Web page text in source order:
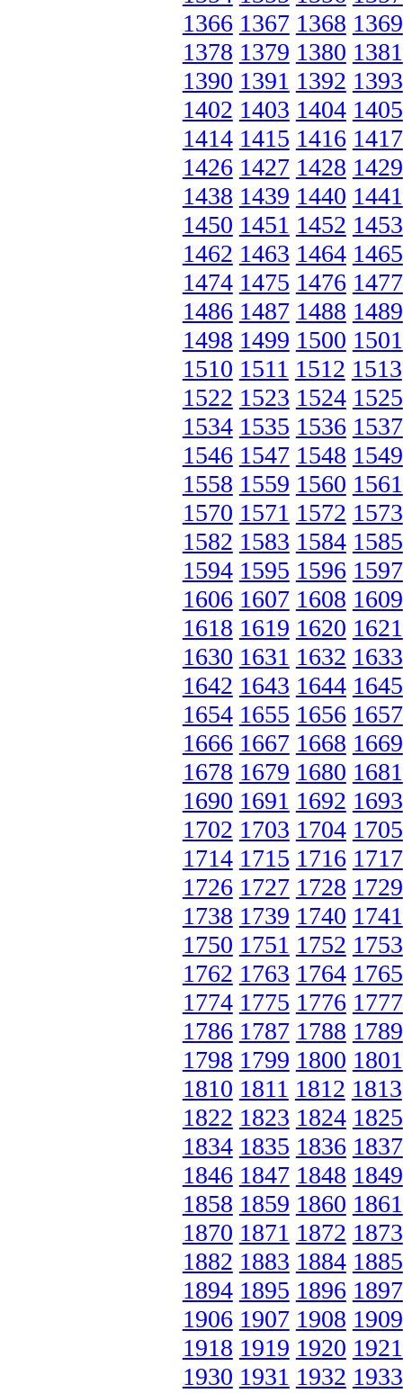
1366 1367 1368 1369
1378 1379 1380 1381
1390 1391 1392 1393
1402 1403 1404 1405
1414 1415 1416 1417
1426 1427 1428 1429
1438 1439 1440 1441
1450 1451 1452 1453
1462 1463 1464 1465
1474 1475 1476 1477
1486 1487 1488 1489
1498 1499 1500 1501
1510 1511 1512 1513
1522 1523 1524 1525
1534 1535 1536 1537
1546 1547 1548 1549
1558 1559 1560 1561
1570 1571 1572 1573
1582 1583 1584 1585
1594 1595 1596 1597
1606 1607 1608 1609
1618 1619 1620 1621
1630 1631 1632 1633
1642 1643 1644 1645
1654 1655 1656 1657
1666 1667 1668 1669
1678 1679 1680 1681
1690 1691 1692 1693
1702 1703 1704 1705
1714 1715 1716 1717
1726 1727 1728 1729
1738 1739 1740 1741
1750 1751 1752 1753
1762 1763 1764 1765
1774 1775 1776 1777
1786 1787 1788 1789
1798 1799 1800 1801
1810 1811 1812 1813
1822 1823 1824 1825
1834 1835 1836 1837
1846 1847 1848 1849
1858 1859 1860 1861
1870 1871 1872 1873
1882 1883 1884 1885
1894 1895 1896 1897
1906 1907 1908 1909
1918 1919 1920 1921
1930 1931 1932 1933